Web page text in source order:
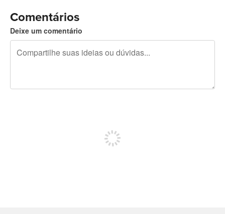
Comentários
Deixe um comentário